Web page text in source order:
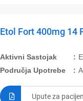
Etol Fort 400mg 14
Aktivni Sastojak
Područja Upotrebe
Upute za